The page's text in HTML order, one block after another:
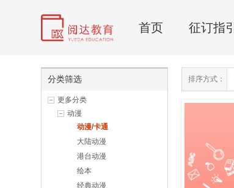
首页 征订指引
分类筛选
更多分类
动漫
动漫/卡通
大陆动漫
港台动漫
绘本
经典动漫
排序方式：